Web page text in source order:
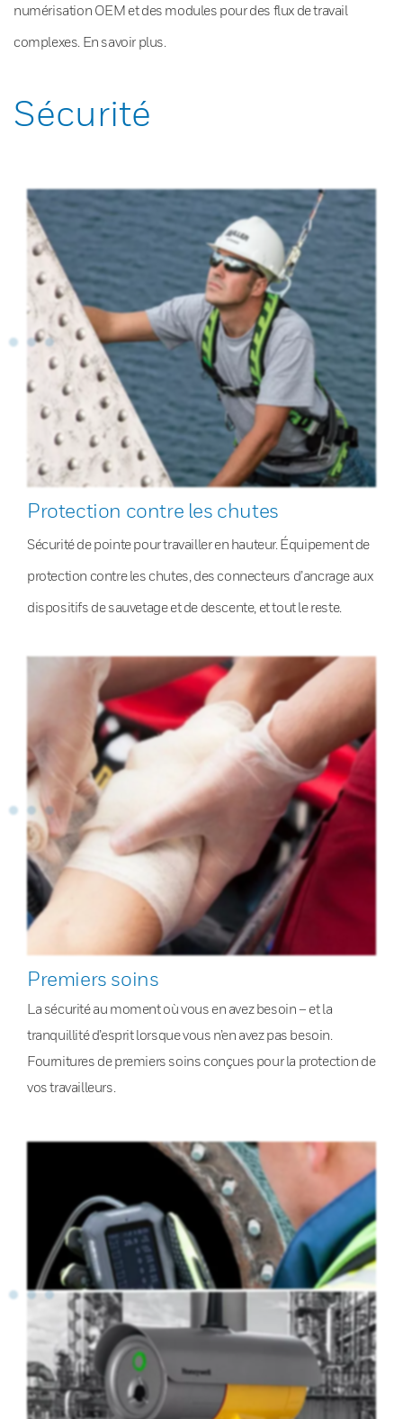
numérisation OEM et des modules pour des flux de travail
complexes. En savoir plus.
Sécurité
Protection contre les chutes
Sécurité de pointe pour travailler en hauteur. Équipement de
protection contre les chutes, des connecteurs d’ancrage aux
dispositifs de sauvetage et de descente, et tout le reste.
Premiers soins
La sécurité au moment où vous en avez besoin – et la
tranquillité d’esprit lorsque vous n’en avez pas besoin.
Fournitures de premiers soins conçues pour la protection de
vos travailleurs.